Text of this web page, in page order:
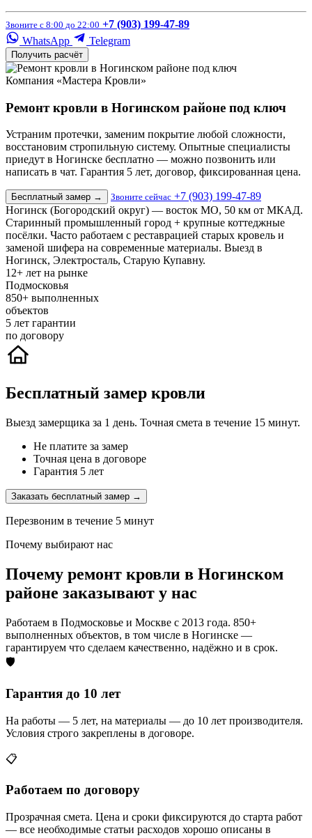
Звоните с 8:00 до 22:00 +7 (903) 199-47-89
WhatsApp
Telegram
Получить расчёт
Компания «Мастера Кровли»
Ремонт кровли в Ногинском районе под ключ
Устраним протечки, заменим покрытие любой сложности,
восстановим стропильную систему. Опытные специалисты
приедут в Ногинске бесплатно — можно позвонить или
написать в чат. Гарантия 5 лет, договор, фиксированная цена.
Бесплатный замер → Звоните сейчас +7 (903) 199-47-89
Ногинск (Богородский округ) — восток МО, 50 км от МКАД.
Старинный промышленный город + крупные коттеджные
посёлки. Часто работаем с реставрацией старых кровель и
заменой шифера на современные материалы. Выезд в
Ногинск, Электросталь, Старую Купавну.
12+ лет на рынке
Подмосковья
850+ выполненных
объектов
5 лет гарантии
по договору
Бесплатный замер кровли
Выезд замерщика за 1 день. Точная смета в течение 15 минут.
Не платите за замер
Точная цена в договоре
Гарантия 5 лет
Заказать бесплатный замер →
Перезвоним в течение 5 минут
Почему выбирают нас
Почему ремонт кровли в Ногинском
районе заказывают у нас
Работаем в Подмосковье и Москве с 2013 года. 850+
выполненных объектов, в том числе в Ногинске —
гарантируем что сделаем качественно, надёжно и в срок.
🛡️
Гарантия до 10 лет
На работы — 5 лет, на материалы — до 10 лет производителя.
Условия строго закреплены в договоре.
📋
Работаем по договору
Прозрачная смета. Цена и сроки фиксируются до старта работ
— все необходимые статьи расходов хорошо описаны в